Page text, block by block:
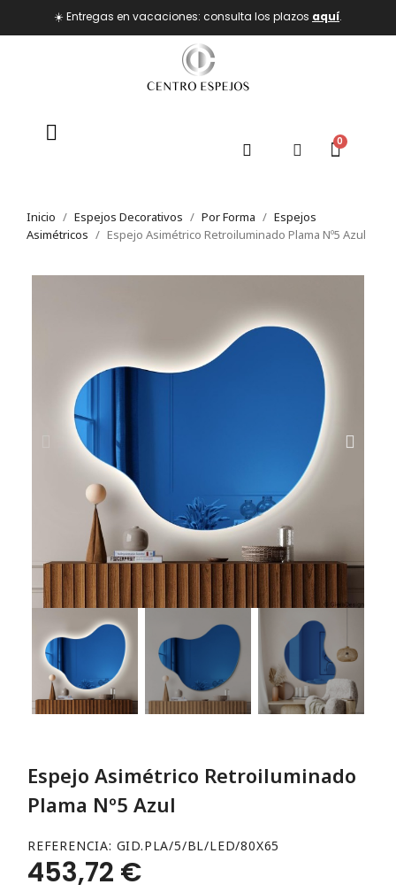
☀️ Entregas en vacaciones: consulta los plazos aquí.
Inicio Espejos Decorativos Por Forma
Espejos
Asimétricos
Espejo Asimétrico Retroiluminado Plama Nº5 Azul
Espejo Asimétrico Retroiluminado
Plama Nº5 Azul
REFERENCIA GID.PLA/5/BL/LED/80X65
453,72 €